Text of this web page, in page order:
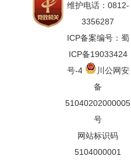
维护电话：0812-
3356287
ICP备案编号：蜀
ICP备19033424
号-4
川公网安
备
51040202000005
号
网站标识码
5104000001